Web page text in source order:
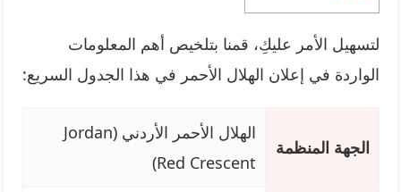
لتسهيل الأمر عليكِ، قمنا بتلخيص أهم المعلومات
الواردة في إعلان الهلال الأحمر في هذا الجدول السريع:
الجهة المنظمة
الهلال الأحمر الأردني (Jordan
Red Crescent)